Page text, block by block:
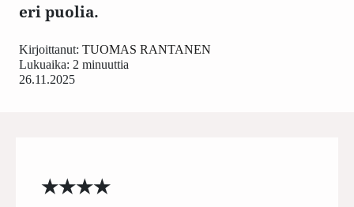
eri puolia.
26.11.2025
Kirjoittanut: TUOMAS RANTANEN
Lukuaika: 2 minuuttia
★★★★